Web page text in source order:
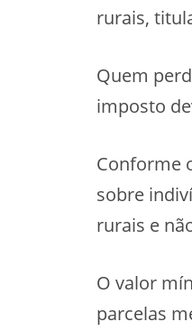
rurais,
Quem
imposto
Conforme
sobre
rurais e
O valor
parcelas